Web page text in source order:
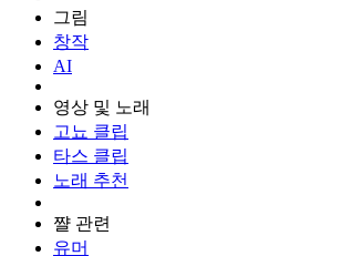
그림
창작
AI
영상 및 노래
고뇨 클립
타스 클립
노래 추천
쨜 관련
유머